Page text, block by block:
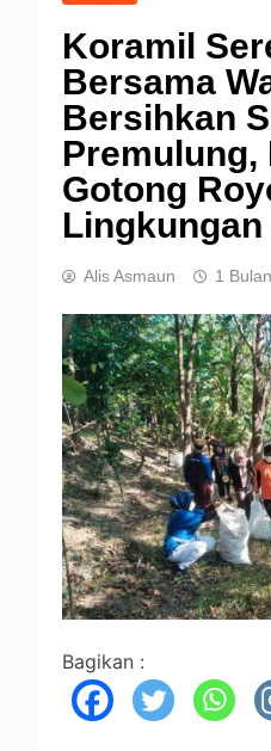
Koramil
Bersama
Bersihkan
Premulung,
Gotong
Lingkungan
Alis Asmaun 1
Bagikan :